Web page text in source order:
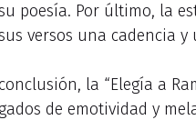
poesía. Por último, la
versos una cadencia
la “Elegía a
de emotividad y